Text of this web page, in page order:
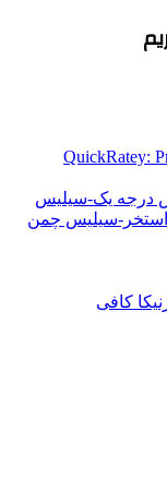
QuickRatey:
درجه یک-سیلیس
سیلیس چمن
کافی